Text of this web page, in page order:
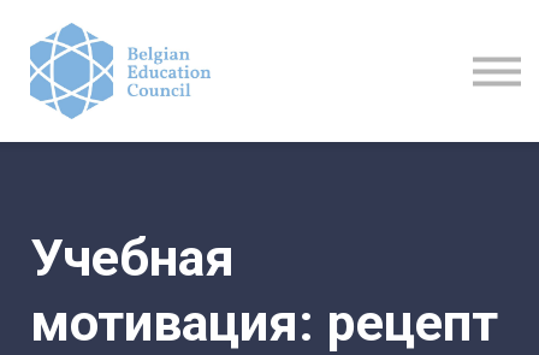
Учебная
мотивация: рецепт